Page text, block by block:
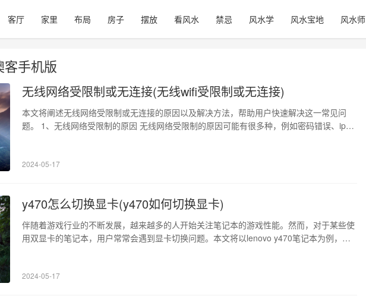
客厅 家里 布局 房子 摆放 看风水 禁忌 风水学 风水宝地 风水师
手机版
无线网络受限制或无连接(无线wifi受限制或无连接)
本文将阐述无线网络受限制或无连接的原因以及解决方法，帮助用户快速解决这一常见问
题。 1、无线网络受限制的原因 无线网络受限制的原因可能有很多种，例如密码错误、ip地
件问题、无线网络设置问题等。用户…
2024-05-17
y470怎么切换显卡(y470如何切换显卡)
伴随着游戏行业的不断发展，越来越多的人开始关注笔记本的游戏性能。然而，对于某些使
用双显卡的笔记本，用户常常会遇到显卡切换问题。本文将以lenovo y470笔记本为例，介
2024-05-17